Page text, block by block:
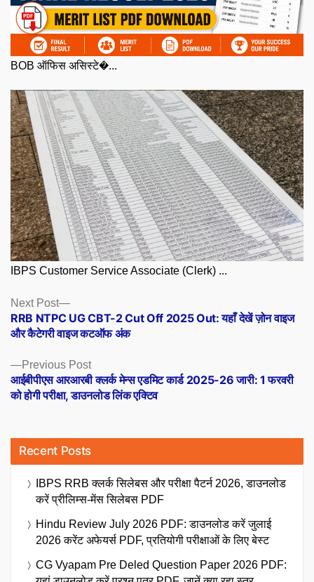
BOB ऑफिस असिस्टे�...
IBPS Customer Service Associate (Clerk) ...
Posts
navigation
Previous PostPrevious
post:
आईबीपीएस आरआरबी क्लर्क मेन्स एडमिट कार्ड 2025-26 जारी: 1 फरवरी
को होगी परीक्षा, डाउनलोड लिंक एक्टिव
Next Post
Next
post:
RRB NTPC UG CBT-2 Cut Off 2025 Out: यहाँ देखें ज़ोन वाइज
और कैटेगरी वाइज कटऑफ अंक
Recent Posts
IBPS RRB क्लर्क सिलेबस और परीक्षा पैटर्न 2026, डाउनलोड
करें प्रीलिम्स-मेंस सिलेबस PDF
Hindu Review July 2026 PDF: डाउनलोड करें जुलाई
2026 करेंट अफेयर्स PDF, प्रतियोगी परीक्षाओं के लिए बेस्ट
CG Vyapam Pre Deled Question Paper 2026 PDF: